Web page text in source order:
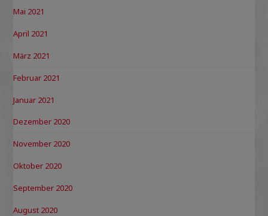
Mai 2021
April 2021
März 2021
Februar 2021
Januar 2021
Dezember 2020
November 2020
Oktober 2020
September 2020
August 2020